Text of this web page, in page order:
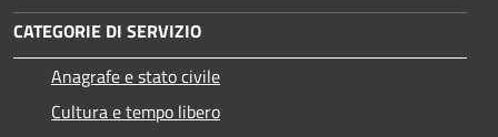
CATEGORIE DI SERVIZIO
Anagrafe e stato civile
Cultura e tempo libero